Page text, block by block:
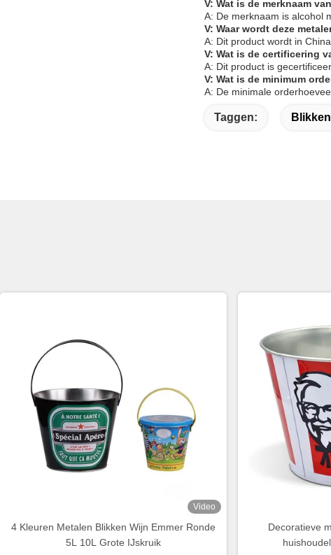
V: Wat is de merknaam
A: De merknaam is alcohol
V: Waar wordt deze
A: Dit product wordt in
V: Wat is de certificering
A: Dit product is
V: Wat is de minimum
A: De minimale
Taggen:
Video
4 Kleuren Metalen Blikken Wijn Emmer Ronde
5L 10L Grote IJskruik
Decoratieve